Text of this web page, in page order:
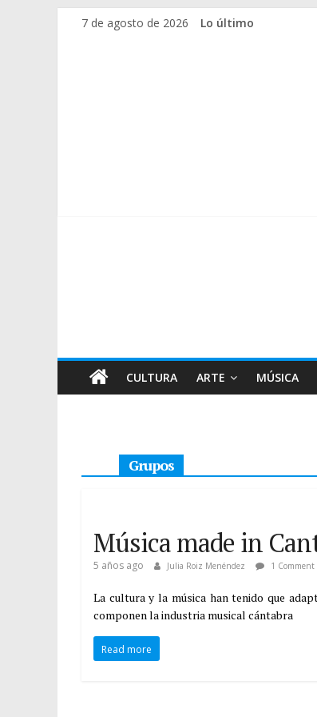
Saltar7 de agosto de 2026 Lo último
CULTURA ARTE MÚSICA
Grupos
Música made in
5 años ago Julia Roiz Menéndez 1 Comment
La cultura y la música han tenido que
componen la industria musical cántabra
Read more